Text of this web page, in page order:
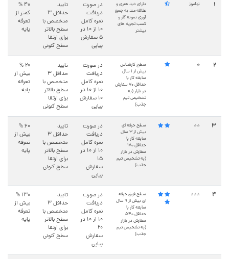
1 نوآموز
دارای دید هنری و
علاقه مند به جمع
آوری نمونه کار و
کسب تجربه های
بیشتر
در صورت
دریافت
نمره کامل
۱۰ از ۱۰ در
5 سفارش
پیاپی
تایید
حداقل ۳
متخصص با
سطح بالاتر
برای ارتقا
سطح کنونی
40 %
کمتر از
تعرفه
پایه
2
⭐
سطح کارشناس
بیش از ۱ سال
سابقه کار با
حداقل ۷۰ سفارش
در بازار (به
تشخیص تیم
جذب)
در صورت
دریافت
نمره کامل
۱۰ از ۱۰ در
10 سفارش
پیاپی
تایید
حداقل ۳
متخصص با
سطح بالاتر
برای ارتقا
سطح کنونی
20 %
بیش از
تعرفه
پایه
3
⭐⭐
سطح حرفه ای
بیش از ۳ سال
سابقه کار با
حداقل ۱۸۰
سفارش در بازار
(به تشخیص تیم
جذب)
در صورت
دریافت
نمره کامل
۱۰ از ۱۰ در
15
سفارش
پیاپی
تایید
حداقل ۳
متخصص با
سطح بالاتر
برای ارتقا
سطح کنونی
60 %
بیش از
تعرفه
پایه
4
⭐⭐⭐
سطح فوق حرفه
ای بیش از ۹ سال
سابقه کار با
حداقل ۵۴۰
سفارش در بازار
(به تشخیص تیم
جذب)
در صورت
دریافت
نمره کامل
۱۰ از ۱۰ در
20
سفارش
پیاپی
تایید
حداقل ۳
متخصص با
سطح بالاتر
برای ارتقا
سطح کنونی
130 %
بیش از
تعرفه
پایه